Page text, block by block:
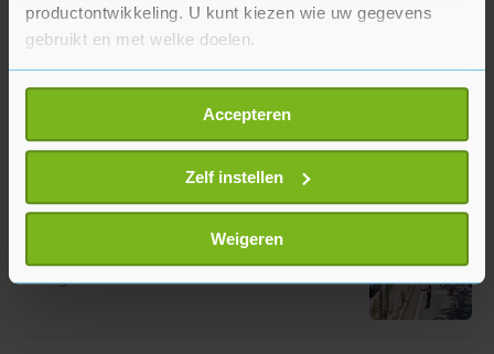
productontwikkeling. U kunt kiezen wie uw gegevens
gebruikt en met welke doelen.
Als u het toestaat, willen we ook graag:
Informatie verzamelen over uw geografische
locatie, die tot een paar meter nauwkeurig kan zijn
Uw apparaat identificeren door het actief te
scannen op specifieke eigenschappen (fingerprinting)
Lees meer over hoe uw persoonlijke gegevens worden
verwerkt en stel uw voorkeuren in het
U kunt uw toestemming op elk moment wijzigen of
Accepteren
Zelf instellen
Weigeren
Meer uit Binnenland
Blokkade A12 van XR wordt
ontbonden op last burgemeester
30 minuten geleden
XR: klimaatactivisten blokkeren